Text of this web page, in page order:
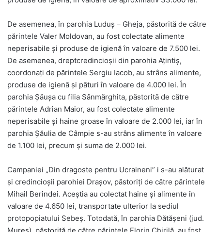
De asemenea, în parohia Luduș – Gheja, păstorită de către
părintele Valer Moldovan, au fost colectate alimente
neperisabile și produse de igienă în valoare de 7.500 lei.
De asemenea, dreptcredincioșii din parohia Ațintiș,
coordonați de părintele Sergiu Iacob, au strâns alimente,
produse de igienă și pături în valoare de 4.000 lei. În
parohia Șăușa cu filia Sânmărghita, păstorită de către
părintele Adrian Maior, au fost colectate alimente
neperisabile și haine groase în valoare de 2.000 lei, iar în
parohia Șăulia de Câmpie s-au strâns alimente în valoare
de 1.100 lei, precum și suma de 2.000 lei.
Campaniei „Din dragoste pentru Ucraineni” i s-au alăturat
și credincioșii parohiei Drașov, păstoriți de către părintele
Mihail Berindei. Aceștia au colectat haine și alimente în
valoare de 4.650 lei, transportate ulterior la sediul
protopopiatului Sebeș. Totodată, în parohia Dătășeni (jud.